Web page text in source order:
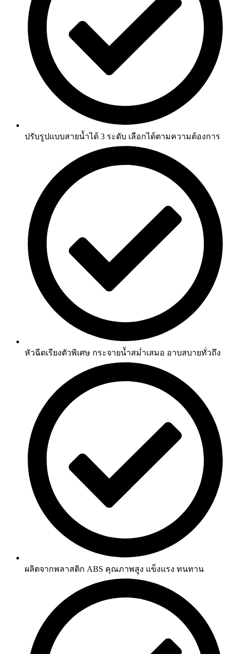
ปรับรูปแบบสายน้ำได้ 3 ระดับ เลือกได้ตามความต้องการ
หัวฉีดเรียงตัวพิเศษ กระจายน้ำสม่ำเสมอ อาบสบายทั่วถึง
ผลิตจากพลาสติก ABS คุณภาพสูง แข็งแรง ทนทาน